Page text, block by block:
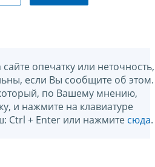
опечатку или неточность,
если Вы сообщите об этом.
по Вашему мнению,
и нажмите на клавиатуре
Ctrl + Enter или нажмите сюда.